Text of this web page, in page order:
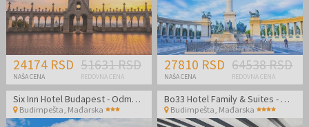
24174 RSD
NAŠA CENA
51631 RSD
REDOVNA CENA
27810 RSD
NAŠA CENA
64538 RSD
REDOVNA CENA
Six Inn Hotel Budapest - Odmor u prijatnom ambijentu u centru Budimpešte!
Budimpešta Mađarska
Bo33 Hotel Family & Suites - Wellness odmor u Budimpešti
Budimpešta Mađarska